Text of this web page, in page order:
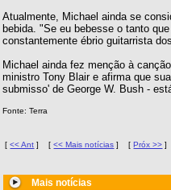
Atualmente, Michael ainda se
bebida. "Se eu bebesse o tanto
constantemente ébrio guitarrista
Michael ainda fez menção à
ministro Tony Blair e afirma que
submisso' de George W. Bush -
Fonte: Terra
[<< Ant ] [<< Mais notícias ] [Próx >> ]
Mais notícias